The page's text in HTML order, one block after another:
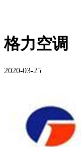
格力空调
2020-03-25